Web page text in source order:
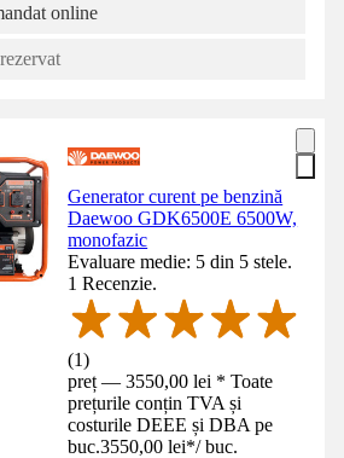
online
Generator curent pe benzină
Daewoo GDK6500E 6500W,
monofazic
Evaluare medie: 5 din 5 stele.
1 Recenzie.
(1)
preț — 3550,00 lei * Toate
prețurile conțin TVA și
costurile DEEE și DBA pe
buc.3550,00 lei*/ buc.